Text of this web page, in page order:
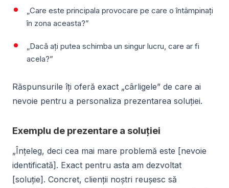
„Care este principala provocare pe care o întâmpinați
în zona aceasta?”
„Dacă ați putea schimba un singur lucru, care ar fi
acela?”
Răspunsurile îți oferă exact „cârligele” de care ai
nevoie pentru a personaliza prezentarea soluției.
Exemplu de prezentare a soluției
„Înțeleg, deci cea mai mare problemă este [nevoie
identificată]. Exact pentru asta am dezvoltat
[soluție]. Concret, clienții noștri reușesc să